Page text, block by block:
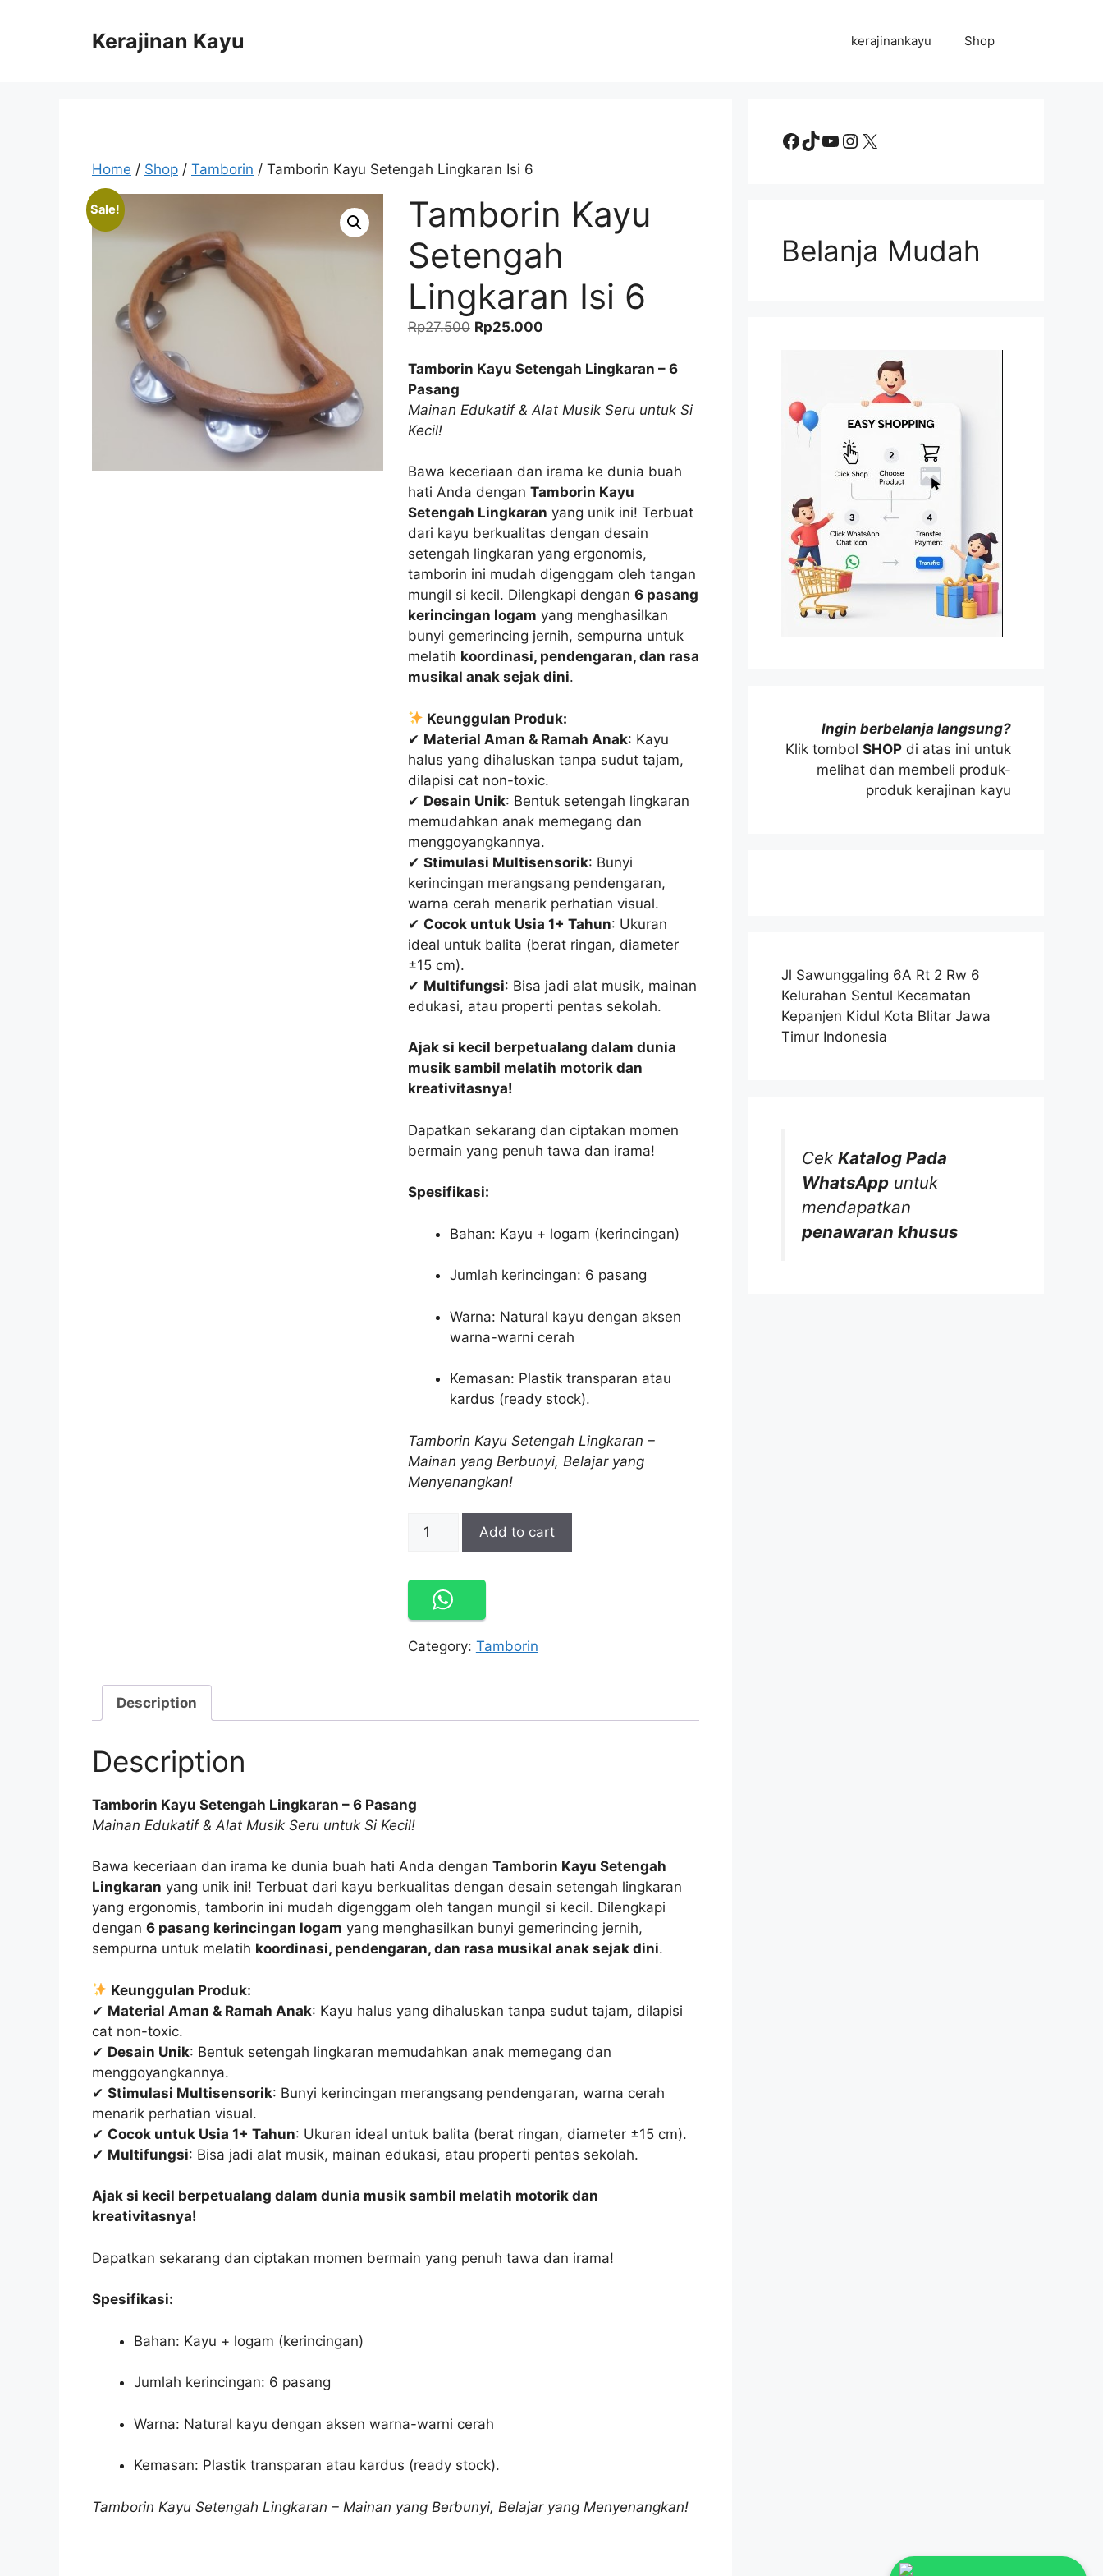
Kerajinan Kayu kerajinankayu Shop
Home / Shop / Tamborin / Tamborin Kayu Setengah Lingkaran Isi 6
Sale!
Tamborin Kayu
Setengah
Lingkaran Isi 6
Rp27.500 Original
was:
Rp25.000Current
is:
Tamborin Kayu Setengah Lingkaran – 6
Pasang
Mainan Edukatif & Alat Musik Seru untuk Si
Kecil!
Bawa keceriaan dan irama ke dunia buah
hati Anda dengan Tamborin Kayu
Setengah Lingkaran yang unik ini! Terbuat
dari kayu berkualitas dengan desain
setengah lingkaran yang ergonomis,
tamborin ini mudah digenggam oleh tangan
mungil si kecil. Dilengkapi dengan 6 pasang
kerincingan logam yang menghasilkan
bunyi gemerincing jernih, sempurna untuk
melatih koordinasi, pendengaran, dan rasa
musikal anak sejak dini.
Keunggulan Produk:
✔ Material Aman & Ramah Anak: Kayu
halus yang dihaluskan tanpa sudut tajam,
dilapisi cat non-toxic.
✔ Desain Unik: Bentuk setengah lingkaran
memudahkan anak memegang dan
menggoyangkannya.
✔ Stimulasi Multisensorik: Bunyi
kerincingan merangsang pendengaran,
warna cerah menarik perhatian visual.
✔ Cocok untuk Usia 1+ Tahun: Ukuran
ideal untuk balita (berat ringan, diameter
±15 cm).
✔ Multifungsi: Bisa jadi alat musik, mainan
edukasi, atau properti pentas sekolah.
Ajak si kecil berpetualang dalam dunia
musik sambil melatih motorik dan
kreativitasnya!
Dapatkan sekarang dan ciptakan momen
bermain yang penuh tawa dan irama!
Spesifikasi:
Bahan: Kayu + logam (kerincingan)
Jumlah kerincingan: 6 pasang
Warna: Natural kayu dengan aksen
warna-warni cerah
Kemasan: Plastik transparan atau
kardus (ready stock).
Tamborin Kayu Setengah Lingkaran –
Mainan yang Berbunyi, Belajar yang
Menyenangkan!
Tamborin
Lingkaran
6
quantity
Add to cart
Category: Tamborin
Description
Description
Tamborin Kayu Setengah Lingkaran – 6 Pasang
Mainan Edukatif & Alat Musik Seru untuk Si Kecil!
Bawa keceriaan dan irama ke dunia buah hati Anda dengan Tamborin Kayu Setengah
Lingkaran yang unik ini! Terbuat dari kayu berkualitas dengan desain setengah lingkaran
yang ergonomis, tamborin ini mudah digenggam oleh tangan mungil si kecil. Dilengkapi
dengan 6 pasang kerincingan logam yang menghasilkan bunyi gemerincing jernih,
sempurna untuk melatih koordinasi, pendengaran, dan rasa musikal anak sejak dini.
Keunggulan Produk:
✔ Material Aman & Ramah Anak: Kayu halus yang dihaluskan tanpa sudut tajam, dilapisi
cat non-toxic.
✔ Desain Unik: Bentuk setengah lingkaran memudahkan anak memegang dan
menggoyangkannya.
✔ Stimulasi Multisensorik: Bunyi kerincingan merangsang pendengaran, warna cerah
menarik perhatian visual.
✔ Cocok untuk Usia 1+ Tahun: Ukuran ideal untuk balita (berat ringan, diameter ±15 cm).
✔ Multifungsi: Bisa jadi alat musik, mainan edukasi, atau properti pentas sekolah.
Ajak si kecil berpetualang dalam dunia musik sambil melatih motorik dan
kreativitasnya!
Dapatkan sekarang dan ciptakan momen bermain yang penuh tawa dan irama!
Spesifikasi:
Bahan: Kayu + logam (kerincingan)
Jumlah kerincingan: 6 pasang
Warna: Natural kayu dengan aksen warna-warni cerah
Kemasan: Plastik transparan atau kardus (ready stock).
Tamborin Kayu Setengah Lingkaran – Mainan yang Berbunyi, Belajar yang Menyenangkan!
Facebook
TikTok
YouTube
Instagram
X
Belanja Mudah
Ingin berbelanja langsung?
Klik tombol SHOP di atas ini untuk
melihat dan membeli produk-
produk kerajinan kayu
Jl Sawunggaling 6A Rt 2 Rw 6
Kelurahan Sentul Kecamatan
Kepanjen Kidul Kota Blitar Jawa
Timur Indonesia
Cek Katalog Pada
WhatsApp untuk
mendapatkan
penawaran khusus